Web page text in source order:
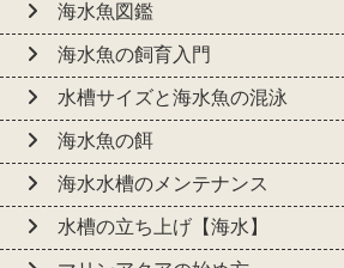
海水魚図鑑
海水魚の飼育入門
水槽サイズと海水魚の混泳
海水魚の餌
海水水槽のメンテナンス
水槽の立ち上げ【海水】